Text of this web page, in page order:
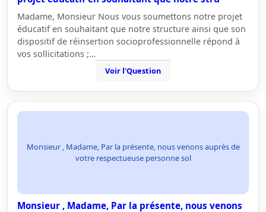
Madame, Monsieur Nous vous soumettons notre projet
éducatif en souhaitant que notre structure ainsi que son
dispositif de réinsertion socioprofessionnelle répond à
vos sollicitations ;…
Voir l'Question
Monsieur , Madame, Par la présente, nous venons auprès de
votre respectueuse personne sol
Monsieur , Madame, Par la présente, nous venons